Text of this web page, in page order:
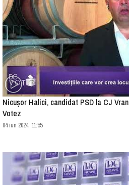
Nicușor Halici, candidat PSD la CJ
Votez
04 iun 2024, 11:55